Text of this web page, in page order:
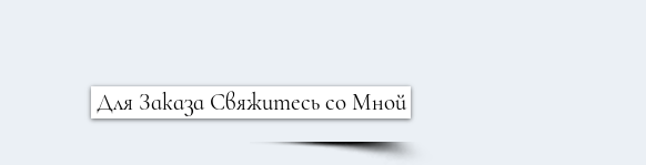
Для Заказа Свяжитесь со Мной